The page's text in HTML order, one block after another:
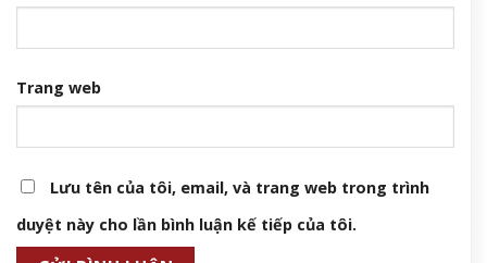
Trang web
Lưu tên của tôi, email, và trang web trong trình
duyệt này cho lần bình luận kế tiếp của tôi.